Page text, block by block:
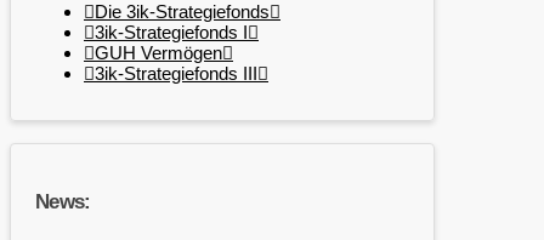
Die 3ik-Strategiefonds
3ik-Strategiefonds I
GUH Vermögen
3ik-Strategiefonds III
News: